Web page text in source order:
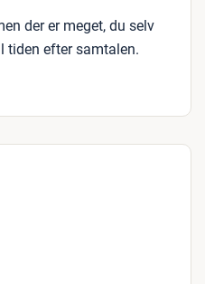
der er meget, du selv
tiden efter samtalen.